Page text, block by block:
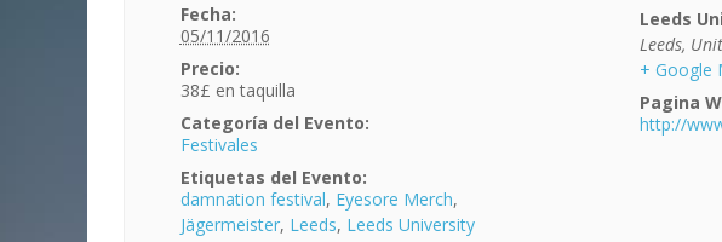
Fecha:
05/11/2016
Precio:
38£
Categoría del Evento:
Festivales
Etiquetas del Evento:
damnation festival, Eyesore Merch,
Jägermeister, Leeds, Leeds University
Leeds
Leeds,
+ Google
Pagina
http://